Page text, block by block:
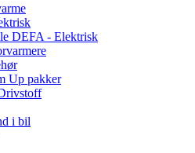
DEFA - Elektrisk
Up pakker
i bil